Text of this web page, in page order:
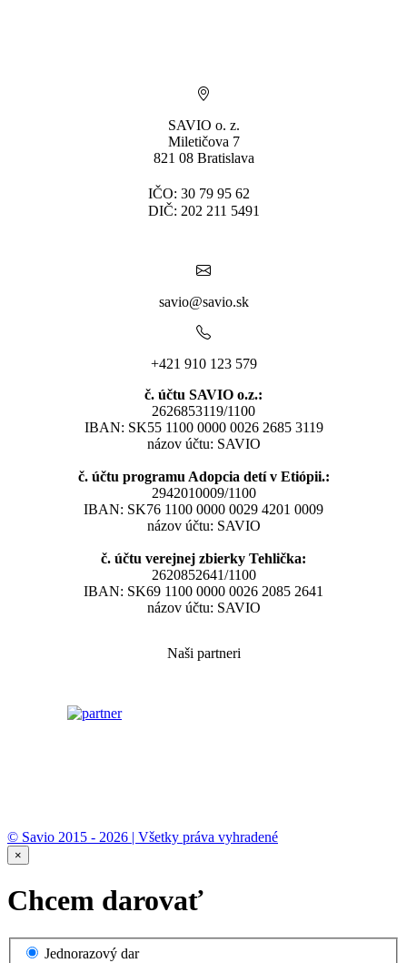
SAVIO o. z.
Miletičova 7
821 08 Bratislava
IČO: 30 79 95 62
DIČ: 202 211 5491
savio@savio.sk
+421 910 123 579
č. účtu SAVIO o.z.:
2626853119/1100
IBAN: SK55 1100 0000 0026 2685 3119
názov účtu: SAVIO
č. účtu programu Adopcia detí v Etiópii.:
2942010009/1100
IBAN: SK76 1100 0000 0029 4201 0009
názov účtu: SAVIO
č. účtu verejnej zbierky Tehlička:
2620852641/1100
IBAN: SK69 1100 0000 0026 2085 2641
názov účtu: SAVIO
Naši partneri
© Savio 2015 - 2026 | Všetky práva vyhradené
×
Chcem darovať
Jednorazový dar